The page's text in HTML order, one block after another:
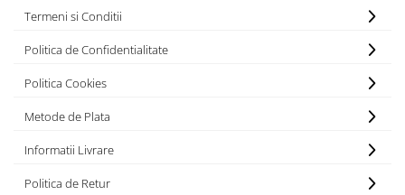
Robineti
Termeni si Conditii
Politica de Confidentialitate
Politica Cookies
Metode de Plata
Informatii Livrare
Politica de Retur